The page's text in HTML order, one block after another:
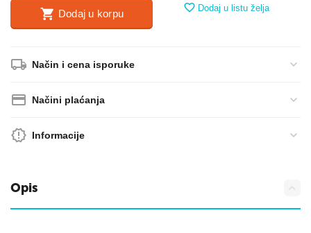
Dodaj u korpu Dodaj u listu želja
Način i cena isporuke
Načini plaćanja
Informacije
Opis